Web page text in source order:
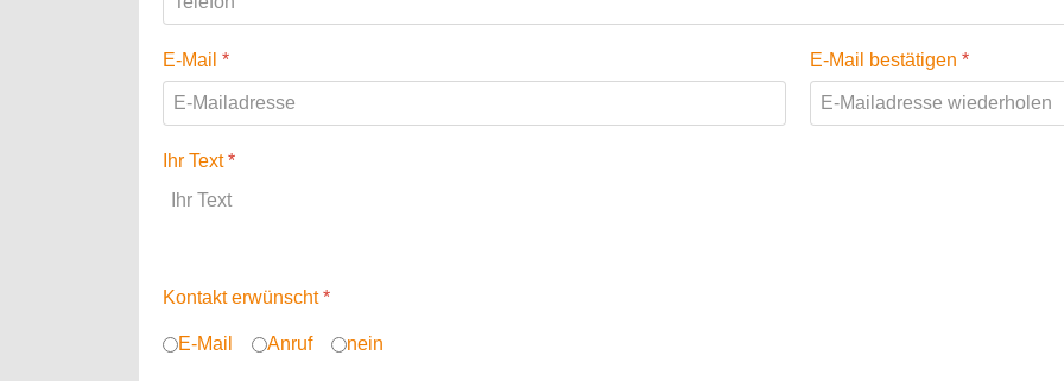
E-Mail * E-Mail bestätigen *
Ihr Text*
Kontakt erwünscht*
E-Mail Anruf nein